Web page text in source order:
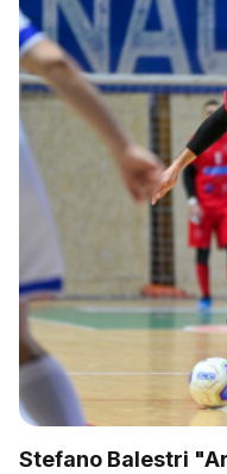
Stefano Balestri